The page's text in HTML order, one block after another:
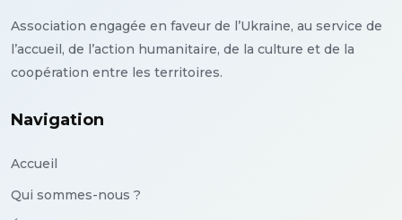
Association engagée en faveur de l’Ukraine, au service de
l’accueil, de l’action humanitaire, de la culture et de la
coopération entre les territoires.
Navigation
Accueil
Qui sommes-nous ?